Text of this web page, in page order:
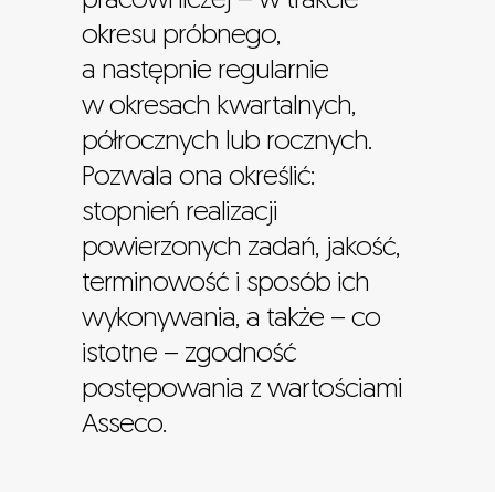
okresu próbnego,
a następnie regularnie
w okresach kwartalnych,
półrocznych lub rocznych.
Pozwala ona określić:
stopnień realizacji
powierzonych zadań, jakość,
terminowość i sposób ich
wykonywania, a także – co
istotne – zgodność
postępowania z wartościami
Asseco.